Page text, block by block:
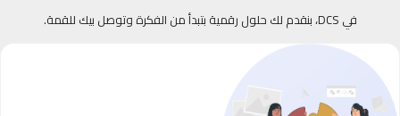
في DCS، بنقدم لك حلول رقمية بتبدأ من الفكرة وتوصل بيك للقمة.